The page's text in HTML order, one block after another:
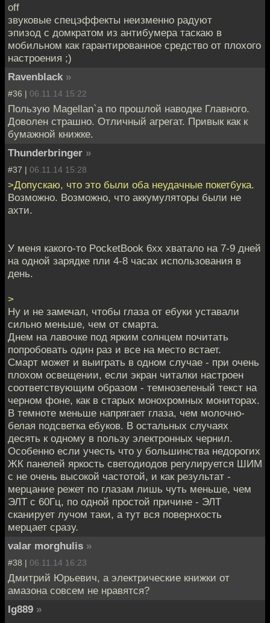
off
звуковые спецэффекты неизменно радуют
эпизод с домкратом из антибумера таскаю в
мобильном как гарантированное средство от плоxого
настрoения ;)
Ravenblack »
#36 | 06.11.14 15:22
Пользую Magellan`a по прошлой наводке Главного.
Доволен страшно. Отличный агрегат. Привык как к
бумажной книжке.
Thunderbringer »
#37 | 06.11.14 15:28
>Допускаю, что это были оба неудачные покетбука.
Возможно. Возможно, что аккумуляторы были не
ахти.
У меня какого-то PocketBook 6xx хватало на 7-9 дней
на одной зарядке пли 4-8 часах использования в
день.
>
Ну и не замечал, чтобы глаза от ебуки уставали
сильно меньше, чем от смарта.
Днем на лавочке под ярким солнцем почитать
попробовать один раз и все на место встает.
Смарт может и выиграть в одном случае - при очень
плохом освещении, если экран читалки настроен
соответствующим образом - темнозеленый текст на
черном фоне, как в старых монохромных мониторах.
В темноте меньше напрягает глаза, чем молочно-
белая подсветка ебуков. В остальных случаях
десять к одному в пользу электронных чернил.
Особенно если учесть что у большинства недорогих
ЖК панелей яркость светодиодов регулируется ШИМ
с не очень высокой частотой, и как результат -
мерцание режет по глазам лишь чуть меньше, чем
ЭЛТ с 60Гц, по одной простой причине - ЭЛТ
сканирует лучом таки, а тут вся повернхость
мерцает сразу.
valar morghulis »
#38 | 06.11.14 16:23
Дмитрий Юрьевич, а электрические книжки от
амазона совсем не нравятся?
Ig889 »